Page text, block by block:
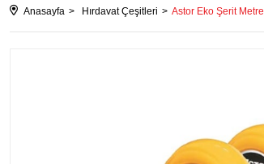
Anasayfa Hırdavat Çeşitleri Astor Eko Şerit Metre